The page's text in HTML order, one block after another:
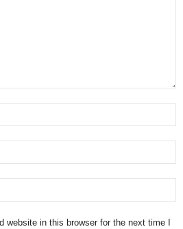
website in this browser for the next time I